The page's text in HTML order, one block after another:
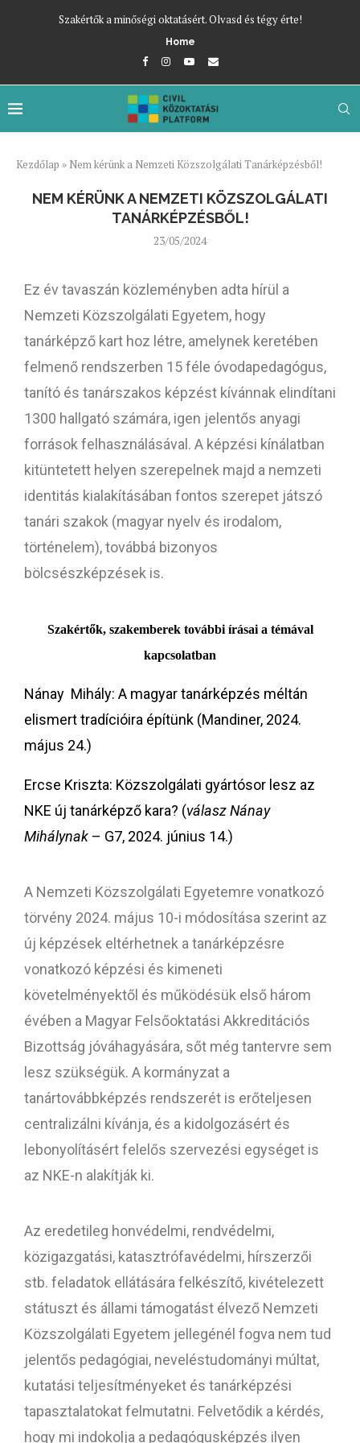
Szakértők a minőségi oktatásért. Olvasd és tégy érte!
Home
Kezdőlap » Nem kérünk a Nemzeti Közszolgálati Tanárképzésből!
NEM KÉRÜNK A NEMZETI KÖZSZOLGÁLATI
TANÁRKÉPZÉSBŐL!
23/05/2024
Ez év tavaszán közleményben adta hírül a
Nemzeti Közszolgálati Egyetem, hogy
tanárképző kart hoz létre, amelynek keretében
felmenő rendszerben 15 féle óvodapedagógus,
tanító és tanárszakos képzést kívánnak elindítani
1300 hallgató számára, igen jelentős anyagi
források felhasználásával. A képzési kínálatban
kitüntetett helyen szerepelnek majd a nemzeti
identitás kialakításában fontos szerepet játszó
tanári szakok (magyar nyelv és irodalom,
történelem), továbbá bizonyos
bölcsészképzések is.
Szakértők, szakemberek további írásai a témával
kapcsolatban
Nánay Mihály: A magyar tanárképzés méltán
elismert tradícióira építünk (Mandiner, 2024.
május 24.)
Ercse Kriszta: Közszolgálati gyártósor lesz az
NKE új tanárképző kara? (válasz Nánay
Mihálynak – G7, 2024. június 14.)
A Nemzeti Közszolgálati Egyetemre vonatkozó
törvény 2024. május 10-i módosítása szerint az
új képzések eltérhetnek a tanárképzésre
vonatkozó képzési és kimeneti
követelményektől és működésük első három
évében a Magyar Felsőoktatási Akkreditációs
Bizottság jóváhagyására, sőt még tantervre sem
lesz szükségük. A kormányzat a
tanártovábbképzés rendszerét is erőteljesen
centralizálni kívánja, és a kidolgozásért és
lebonyolításért felelős szervezési egységet is
az NKE-n alakítják ki.
Az eredetileg honvédelmi, rendvédelmi,
közigazgatási, katasztrófavédelmi, hírszerzői
stb. feladatok ellátására felkészítő, kivételezett
státuszt és állami támogatást élvező Nemzeti
Közszolgálati Egyetem jellegénél fogva nem tud
jelentős pedagógiai, neveléstudományi múltat,
kutatási teljesítményeket és tanárképzési
tapasztalatokat felmutatni. Felvetődik a kérdés,
hogy mi indokolja a pedagógusképzés ilyen